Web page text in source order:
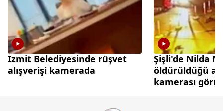
İzmit Belediyesinde rüşvet
alışverişi kamerada
Şişli'de Nilda
öldürüldüğü
kamerası